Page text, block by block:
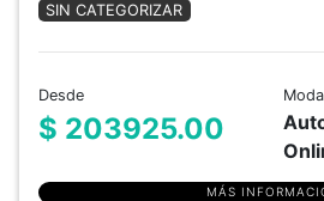
SIN CATEGORIZAR
Desde
$ 203925.00
MÁS